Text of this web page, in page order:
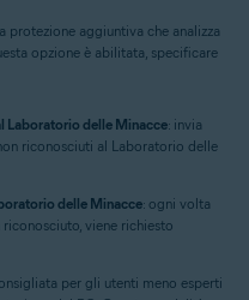
protezione aggiuntiva che analizza
opzione è abilitata, specificare
Laboratorio delle Minacce: invia
riconosciuti al Laboratorio delle
delle Minacce: ogni volta
viene richiesto
per gli utenti meno esperti